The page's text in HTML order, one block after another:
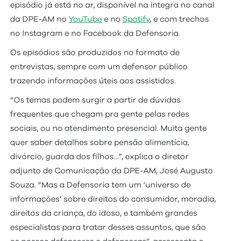
episódio já está no ar, disponível na íntegra no canal
da DPE-AM no YouTube e no Spotify, e com trechos
no Instagram e no Facebook da Defensoria.
Os episódios são produzidos no formato de
entrevistas, sempre com um defensor público
trazendo informações úteis aos assistidos.
“Os temas podem surgir a partir de dúvidas
frequentes que chegam pra gente pelas redes
sociais, ou no atendimento presencial. Muita gente
quer saber detalhes sobre pensão alimentícia,
divórcio, guarda dos filhos…”, explica o diretor
adjunto de Comunicação da DPE-AM, José Augusto
Souza. “Mas a Defensoria tem um ‘universo de
informações’ sobre direitos do consumidor, moradia,
direitos da criança, do idoso, e também grandes
especialistas para tratar desses assuntos, que são